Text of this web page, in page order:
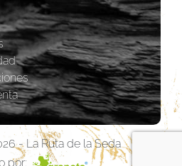
- La Ruta de la Seda
por: